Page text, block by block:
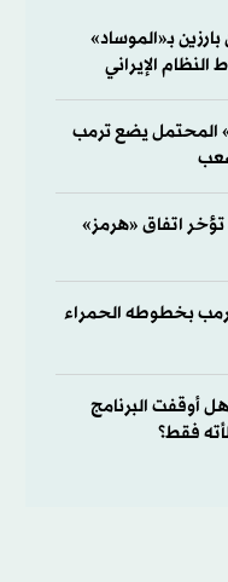
بـ«الموساد»
الإيراني
المحتمل يضع ترمب
تؤخر اتفاق «هرمز»
بخطوطه الحمراء
أوقفت البرنامج
فقط؟